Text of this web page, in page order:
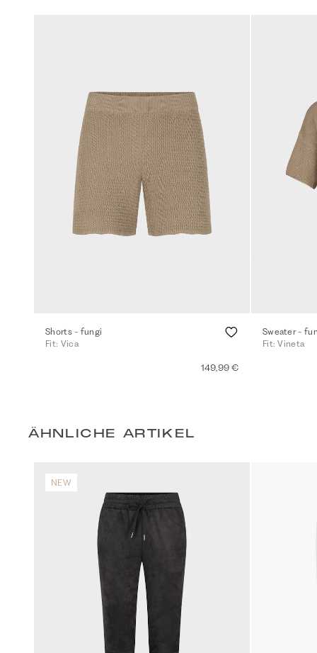
Shorts - fungi
Fit: Vica
149,99 €
Sweater -
Fit: Vineta
ÄHNLICHE ARTIKEL
NEW